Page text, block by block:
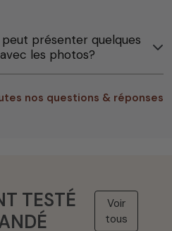
présenter quelques
les photos?
nos questions & réponses
TESTÉ
Voir
tous